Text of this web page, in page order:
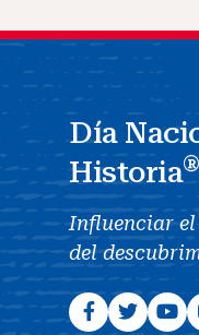
Día
Historia®
Influenciar
del